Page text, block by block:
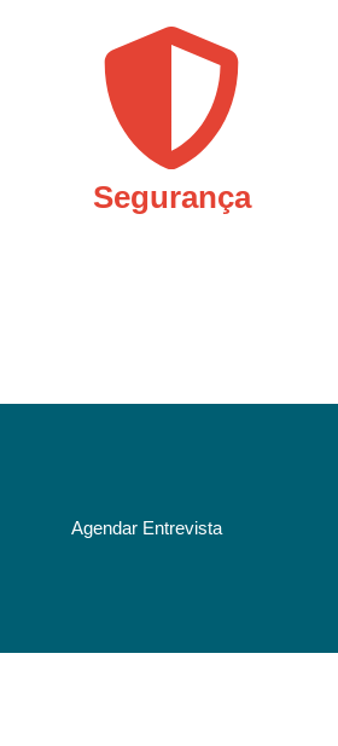
Segurança
Agendar Entrevista